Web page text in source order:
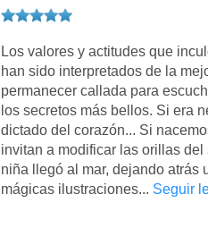
Los valores y actitudes que
han sido interpretados de la
permanecer callada para
los secretos más bellos. Si era
dictado del corazón... Si
invitan a modificar las orillas
niña llegó al mar, dejando atrás
mágicas ilustraciones... Seguir